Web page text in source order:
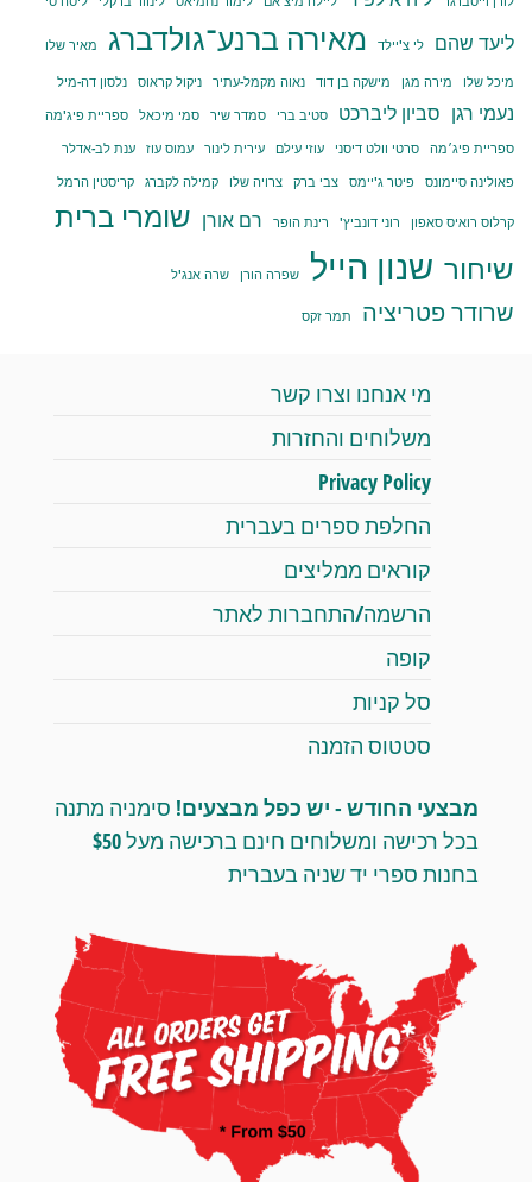
ליעד שהם לי צ'יילד מאירה ברנע־גולדברג מאיר שלו
מיכל שלו מירה מגן מישקה בן דוד נאוה מקמל-עתיר ניקול קראוס נלסון דה-מיל
נעמי רגן סביון ליברכט סטיב ברי סמדר שיר סמי מיכאל
ספריית פיג'מה
ספריית פיג׳מה
סרטי וולט דיסני עוזי עילם עירית לינור עמוס עוז
ענת לב-אדלר
פאולינה סיימונס
פיטר ג'יימס צבי ברק צרויה שלו קמילה לקברג קריסטין הרמל
קרלוס רואיס סאפון רוני דונביץ' רינת הופר רם אורן שומרי ברית
שיחור שנון הייל שפרה הורן שרה אנג'ל
שרודר פטריציה תמר זקס
מי אנחנו וצרו קשר
משלוחים והחזרות
Privacy Policy
החלפת ספרים בעברית
קוראים ממליצים
הרשמה/התחברות לאתר
קופה
סל קניות
סטטוס הזמנה
מבצעי החודש - יש כפל מבצעים! סימניה מתנה
בכל רכישה ומשלוחים חינם ברכישה מעל $50
בחנות ספרי יד שניה בעברית